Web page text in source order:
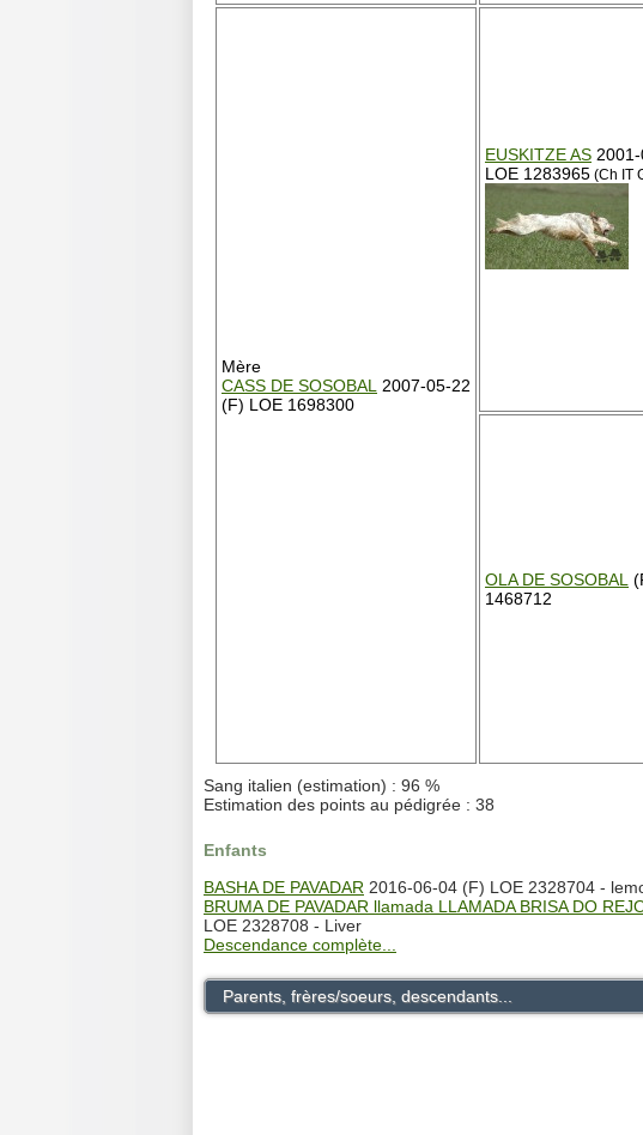
Mère
CASS DE SOSOBAL
2007-05-22
(F) LOE 1698300
EUSKITZE AS
LOE 1283965 (Ch IT
OLA DE SOSOBAL
1468712
Sang italien (estimation) : 96 %
Estimation des points au pédigrée : 38
Enfants
BASHA DE PAVADAR 2016-06-04 (F) LOE 2328704 -
BRUMA DE PAVADAR llamada LLAMADA BRISA DO
LOE 2328708 - Liver
Descendance complète...
Parents, frères/soeurs, descendants...